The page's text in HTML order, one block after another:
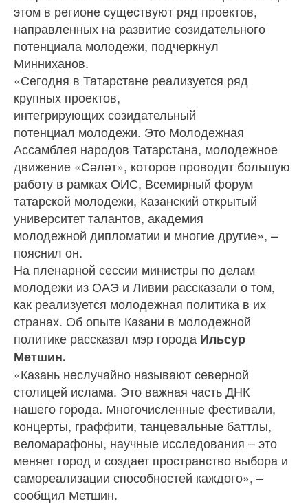
этом в регионе существуют ряд проектов,
направленных на развитие созидательного
потенциала молодежи, подчеркнул
Минниханов.
«Сегодня в Татарстане реализуется ряд
крупных проектов,
интегрирующих созидательный
потенциал молодежи. Это Молодежная
Ассамблея народов Татарстана, молодежное
движение «Сәләт», которое проводит большую
работу в рамках ОИС, Всемирный форум
татарской молодежи, Казанский открытый
университет талантов, академия
молодежной дипломатии и многие другие», –
пояснил он.
На пленарной сессии министры по делам
молодежи из ОАЭ и Ливии рассказали о том,
как реализуется молодежная политика в их
странах. Об опыте Казани в молодежной
политике рассказал мэр города Ильсур
Метшин.
«Казань неслучайно называют северной
столицей ислама. Это важная часть ДНК
нашего города. Многочисленные фестивали,
концерты, граффити, танцевальные баттлы,
веломарафоны, научные исследования – это
меняет город и создает пространство выбора и
самореализации способностей каждого», –
сообщил Метшин.